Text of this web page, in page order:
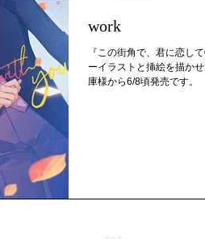
work
『この街角で、君に恋し
ーイラストと挿絵を描か
庫様から6/8頃発売です。